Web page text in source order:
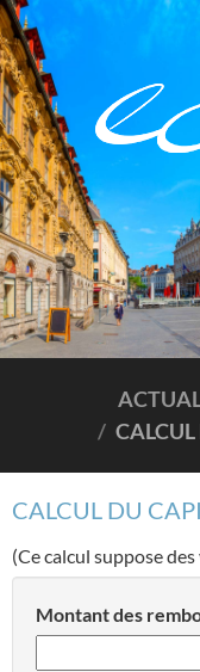
CALCUL DU
(Ce calcul suppose
Montant des